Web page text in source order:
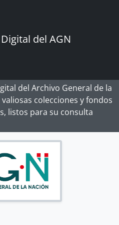
del AGN
del Archivo General de la
colecciones y fondos
listos para su consulta
OL 23
OL 26
OL 27
OL 28
OL 31
OL 32
OL 33
OL 34a
OL 35